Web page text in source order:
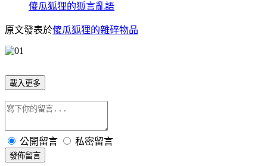
傻瓜狐狸的狐言亂語
原文發表於傻瓜狐狸的雜碎物品
載入更多
公開留言 私密留言
發佈留言